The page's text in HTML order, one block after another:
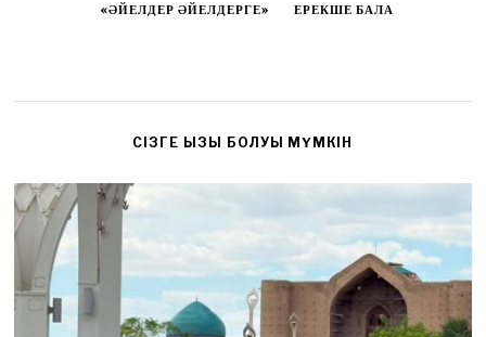
«ӘЙЕЛДЕР ӘЙЕЛДЕРГЕ»
ЕРЕКШЕ БАЛА
CІЗГЕ ҚЫЗЫҚ БОЛУЫ МҮМКІН